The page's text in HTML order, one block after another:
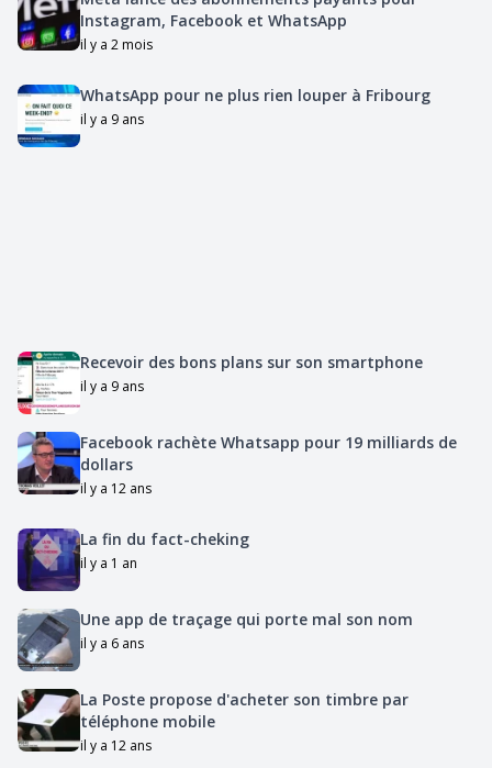
Instagram, Facebook et WhatsApp
il y a 2 mois
WhatsApp pour ne plus rien louper à Fribourg
il y a 9 ans
Recevoir des bons plans sur son smartphone
il y a 9 ans
Facebook rachète Whatsapp pour 19 milliards de
dollars
il y a 12 ans
La fin du fact-cheking
il y a 1 an
Une app de traçage qui porte mal son nom
il y a 6 ans
La Poste propose d'acheter son timbre par
téléphone mobile
il y a 12 ans